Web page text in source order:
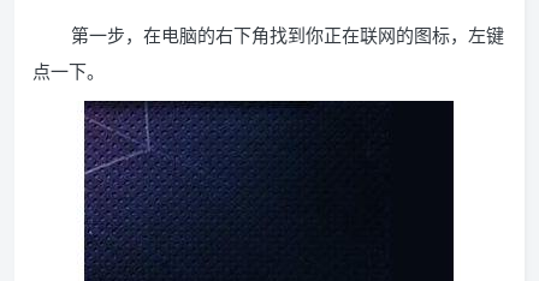
第一步，在电脑的右下角找到你正在联网的图标，左键
点一下。